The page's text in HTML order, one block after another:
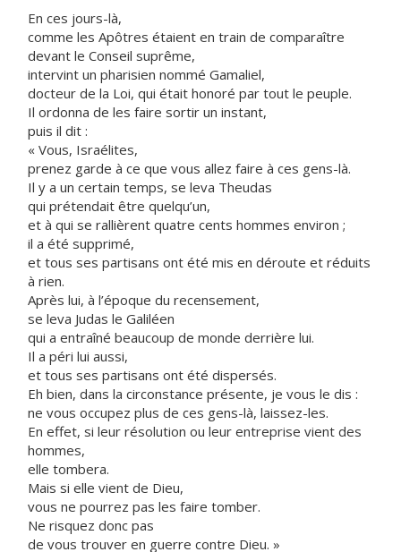
En ces jours-là,
comme les Apôtres étaient en train de comparaître
devant le Conseil suprême,
intervint un pharisien nommé Gamaliel,
docteur de la Loi, qui était honoré par tout le peuple.
Il ordonna de les faire sortir un instant,
puis il dit :
« Vous, Israélites,
prenez garde à ce que vous allez faire à ces gens-là.
Il y a un certain temps, se leva Theudas
qui prétendait être quelqu’un,
et à qui se rallièrent quatre cents hommes environ ;
il a été supprimé,
et tous ses partisans ont été mis en déroute et réduits
à rien.
Après lui, à l’époque du recensement,
se leva Judas le Galiléen
qui a entraîné beaucoup de monde derrière lui.
Il a péri lui aussi,
et tous ses partisans ont été dispersés.
Eh bien, dans la circonstance présente, je vous le dis :
ne vous occupez plus de ces gens-là, laissez-les.
En effet, si leur résolution ou leur entreprise vient des
hommes,
elle tombera.
Mais si elle vient de Dieu,
vous ne pourrez pas les faire tomber.
Ne risquez donc pas
de vous trouver en guerre contre Dieu. »